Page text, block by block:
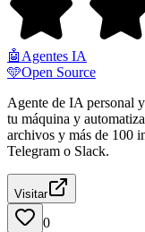
🤖 Agentes IA
🩵Open Source
Agente de IA personal
tu máquina y
archivos y más de 100
Telegram o Slack.
Visitar
0